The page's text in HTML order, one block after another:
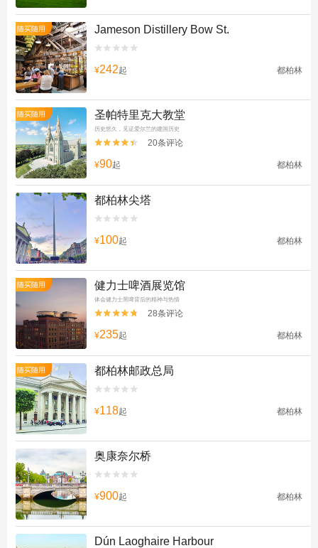
随买随用 Jameson Distillery Bow St.


¥242起 都柏林
随买随用 圣帕特里克大教堂
历史悠久，见证爱尔兰的建国历史

 20条评论
¥90起 都柏林
都柏林尖塔


¥100起 都柏林
随买随用 健力士啤酒展览馆
体会健力士黑啤背后的精神与热情

 28条评论
¥235起 都柏林
随买随用 都柏林邮政总局


¥118起 都柏林
奥康奈尔桥


¥900起 都柏林
Dún Laoghaire Harbour